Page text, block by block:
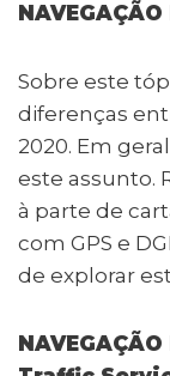
Sobre este
diferenças
2020. Em
este assunto.
à parte de
com GPS e
de explorar